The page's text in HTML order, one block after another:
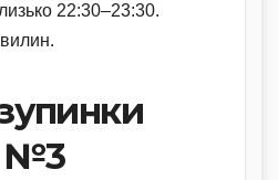
22:30–23:30.
№3